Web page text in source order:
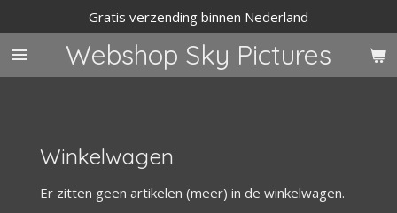
direct
naar
de
Webshop Sky Pictures
Gratis verzending binnen Nederland
Winkelwagen
Er zitten geen artikelen (meer) in de winkelwagen.